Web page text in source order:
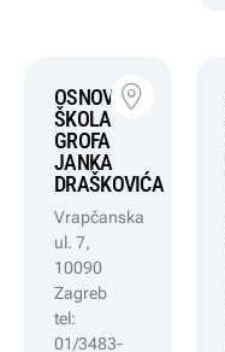
OSNOVNA
ŠKOLA
GROFA
JANKA
DRAŠKOVIĆA
Vrapčanska
ul. 7,
10090
Zagreb
tel:
01/3483-